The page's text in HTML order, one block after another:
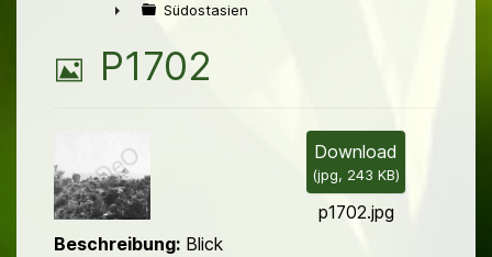
► Südostasien
B
l
d
P1702
Download
(jpg, 243 KB)
p1702.jpg
Beschreibung: Blick